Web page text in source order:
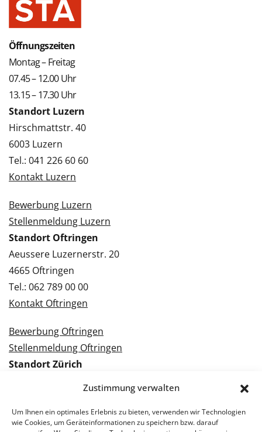
Zustimmung verwalten
Um Ihnen ein optimales Erlebnis zu bieten, verwenden wir Technologien
wie Cookies, um Geräteinformationen zu speichern bzw. darauf
Öffnungszeiten
Montag – Freitag
07.45 – 12.00 Uhr
13.15 – 17.30 Uhr
Standort Luzern
Hirschmattstr. 40
6003 Luzern
Tel.: 041 226 60 60
Kontakt Luzern
Bewerbung Luzern
Stellenmeldung Luzern
Standort Oftringen
Aeussere Luzernerstr. 20
4665 Oftringen
Tel.: 062 789 00 00
Kontakt Oftringen
Bewerbung Oftringen
Stellenmeldung Oftringen
Standort Zürich
Tel.: 043 288 38 88